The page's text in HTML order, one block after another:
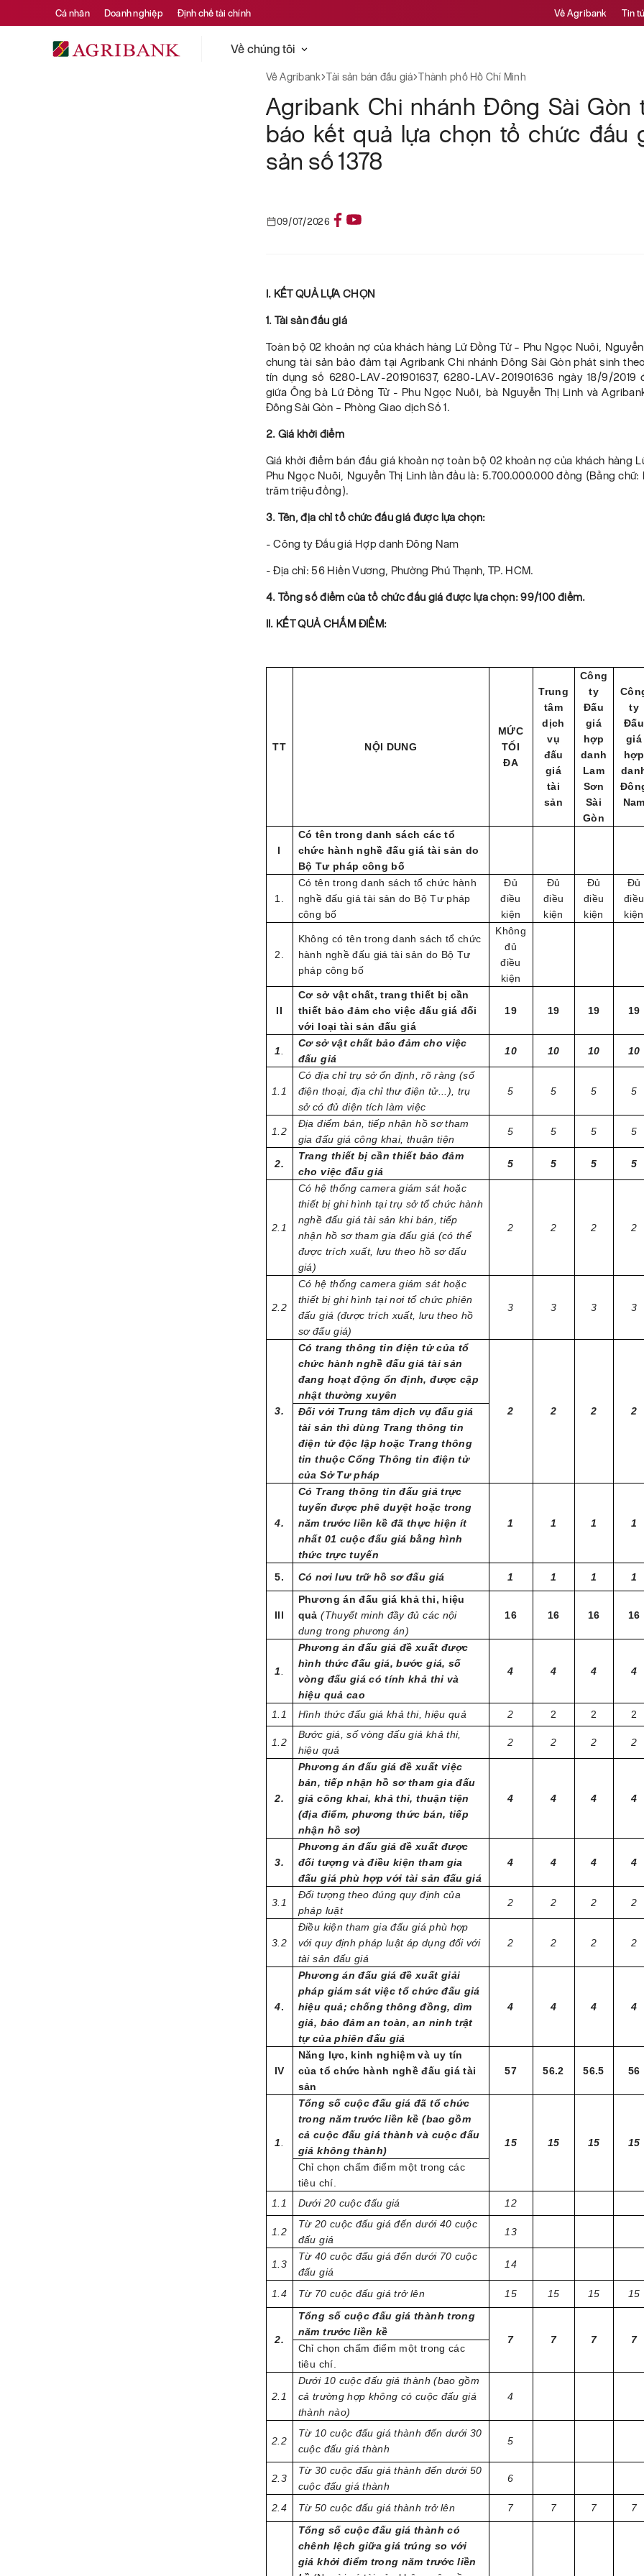
Cá nhân Doanh nghiệp Định chế tài chính Về Agribank Tin
Về chúng tôi
Về Agribank Tài sản bán đấu giá Thành phố Hồ Chí Minh
Agribank Chi nhánh Đông Sài Gòn
báo kết quả lựa chọn tổ chức đấu
sản số 1378
09/07/2026
I. KẾT QUẢ LỰA CHỌN
1. Tài sản đấu giá
Toàn bộ 02 khoản nợ của khách hàng Lữ Đồng Tử – Phu Ngọc Nuôi,
chung tài sản bảo đảm tại Agribank Chi nhánh Đông Sài Gòn phát sinh
tín dụng số 6280-LAV-201901637, 6280-LAV-201901636 ngày 18/9/2019
giữa Ông bà Lữ Đồng Tử - Phu Ngọc Nuôi, bà Nguyễn Thị Linh và
Đông Sài Gòn – Phòng Giao dịch Số 1.
2. Giá khởi điểm
Giá khởi điểm bán đấu giá khoản nợ toàn bộ 02 khoản nợ của khách hàng
Phu Ngọc Nuôi, Nguyễn Thị Linh lần đầu là: 5.700.000.000 đồng (Bằng
trăm triệu đồng).
3. Tên, địa chỉ tổ chức đấu giá được lựa chọn:
- Công ty Đấu giá Hợp danh Đông Nam
- Địa chỉ: 56 Hiền Vương, Phường Phú Thạnh, TP. HCM.
4. Tổng số điểm của tổ chức đấu giá được lựa chọn: 99/100 điểm.
II. KẾT QUẢ CHẤM ĐIỂM:
TT NỘI DUNG
MỨC
TỐI
ĐA
Trung
tâm
dịch
vụ
đấu
giá
tài
sản
Công
ty
Đấu
giá
hợp
danh
Lam
Sơn
Sài
Gòn
ty
Đấu
giá
hợp
Nam
I
Có tên trong danh sách các tổ
chức hành nghề đấu giá tài sản do
Bộ Tư pháp công bố
1.
Có tên trong danh sách tổ chức hành
nghề đấu giá tài sản do Bộ Tư pháp
công bố
Đủ
điều
kiện
Đủ
điều
kiện
Đủ
điều
kiện
Đủ
điều
kiện
2.
Không có tên trong danh sách tổ chức
hành nghề đấu giá tài sản do Bộ Tư
pháp công bố
Không
đủ
điều
kiện
II
Cơ sở vật chất, trang thiết bị cần
thiết bảo đảm cho việc đấu giá đối
với loại tài sản đấu giá
19 19 19 19
1
Cơ sở vật chất bảo đảm cho việc
đấu giá
10 10 10 10
1.1
Có địa chỉ trụ sở ổn định, rõ ràng (số
điện thoại, địa chỉ thư điện tử...), trụ
sở có đủ diện tích làm việc
5 5 5 5
1.2
Địa điểm bán, tiếp nhận hồ sơ tham
gia đấu giá công khai, thuận tiện
5 5 5 5
2.
Trang thiết bị cần thiết bảo đảm
cho việc đấu giá
5 5 5 5
2.1
Có hệ thống camera giám sát hoặc
thiết bị ghi hình tại trụ sở tổ chức hành
nghề đấu giá tài sản khi bán, tiếp
nhận hồ sơ tham gia đấu giá (có thể
được trích xuất, lưu theo hồ sơ đấu
giá)
2 2 2 2
2.2
Có hệ thống camera giám sát hoặc
thiết bị ghi hình tại nơi tổ chức phiên
đấu giá (được trích xuất, lưu theo hồ
sơ đấu giá)
3 3 3 3
3.
Có trang thông tin điện tử của tổ
chức hành nghề đấu giá tài sản
đang hoạt động ổn định, được cập
nhật thường xuyên
2
2 2 2
Đối với Trung tâm dịch vụ đấu giá
tài sản thì dùng Trang thông tin
điện tử độc lập hoặc Trang thông
tin thuộc Cổng Thông tin điện tử
của Sở Tư pháp
4.
Có Trang thông tin đấu giá trực
tuyến được phê duyệt hoặc trong
năm trước liền kề đã thực hiện ít
nhất 01 cuộc đấu giá bằng hình
thức trực tuyến
1 1 1 1
5. Có nơi lưu trữ hồ sơ đấu giá 1 1 1 1
Ill
Phương án đấu giá khả thi, hiệu
quả(Thuyết minh đầy đủ các nội
dung trong phương án)
16 16 16 16
1
Phương án đấu giá đề xuất được
hình thức đấu giá, bước giá, số
vòng đấu giá có tính khả thi và
hiệu quả cao
4 4 4 4
1.1 Hình thức đấu giá khả thi, hiệu quả 2 2 2 2
1.2
Bước giá, số vòng đấu giá khả thi,
hiệu quả
2 2 2 2
2.
Phương án đấu giá đề xuất việc
bán, tiếp nhận hồ sơ tham gia đấu
giá công khai, khả thi, thuận tiện
(địa điểm, phương thức bán, tiếp
nhận hồ sơ)
4 4 4 4
3.
Phương án đấu giá đề xuất được
đối tượng và điều kiện tham gia
đấu giá phù hợp với tài sản đấu giá
4 4 4 4
3.1
Đối tượng theo đúng quy định của
pháp luật
2 2 2 2
3.2
Điều kiện tham gia đấu giá phù hợp
với quy định pháp luật áp dụng đối với
tài sản đấu giá
2 2 2 2
4.
Phương án đấu giá đề xuất giải
pháp giám sát việc tổ chức đấu giá
hiệu quả; chống thông đồng, dìm
giá, bảo đảm an toàn, an ninh trật
tự của phiên đấu giá
4 4 4 4
IV
Năng lực, kinh nghiệm và uy tín
của tổ chức hành nghề đấu giá tài
sản
57 56.2 56.5 56
1
Tổng số cuộc đấu giá đã tổ chức
trong năm trước liền kề (bao gồm
cả cuộc đấu giá thành và cuộc đấu
giá không thành)
15 15 15 15
Chỉ chọn chấm điểm một trong các
tiêu chí.
1.1
Dưới 20 cuộc đấu giá 12
1.2
Từ 20 cuộc đấu giá đến dưới 40 cuộc
đấu giá
13
1.3
Từ 40 cuộc đấu giá đến dưới 70 cuộc
đấu giá
14
1.4 Từ 70 cuộc đấu giá trở lên 15 15 15 15
2.
Tổng số cuộc đấu giá thành trong
năm trước liền kề
7 7 7 7
Chỉ chọn chấm điểm một trong các
tiêu chí.
2.1
Dưới 10 cuộc đấu giá thành (bao gồm
cả trường hợp không có cuộc đấu giá
thành nào)
4
2.2
Từ 10 cuộc đấu giá thành đến dưới 30
cuộc đấu giá thành
5
2.3
Từ 30 cuộc đấu giá thành đến dưới 50
cuộc đấu giá thành
6
2.4 Từ 50 cuộc đấu giá thành trở lên 7 7 7 7
Tổng số cuộc đấu giá thành có
chênh lệch giữa giá trúng so với
giá khởi điểm trong năm trước liền